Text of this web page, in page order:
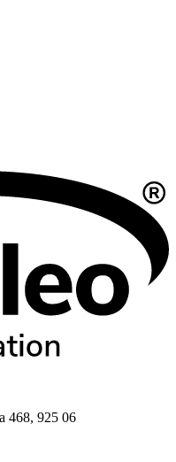
468, 925 06